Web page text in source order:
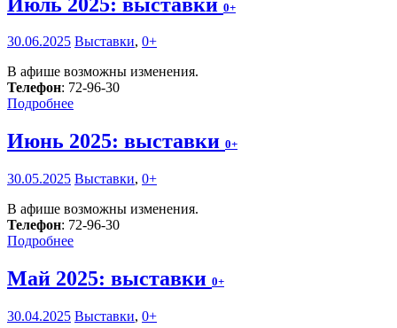
0+
30.06.2025 Выставки, 0+
В афише возможны изменения.
Телефон: 72-96-30
Подробнее
Июнь 2025: выставки 0+
30.05.2025 Выставки, 0+
В афише возможны изменения.
Телефон: 72-96-30
Подробнее
Май 2025: выставки 0+
30.04.2025 Выставки, 0+